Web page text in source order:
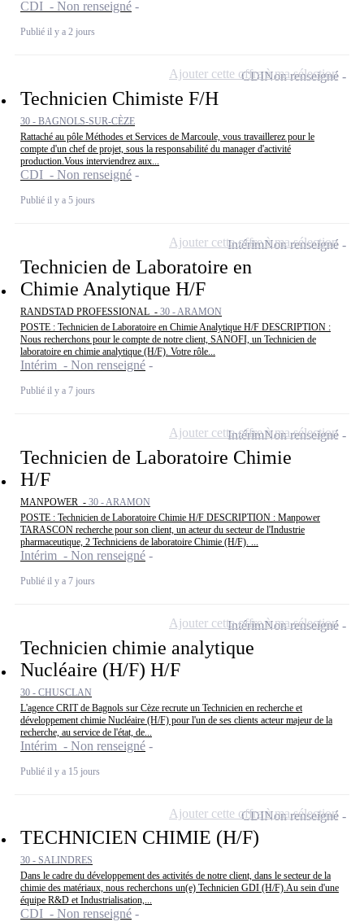
CDI - Non renseigné
Publié il y a 2 jours
Technicien Chimiste F/H
30 - BAGNOLS-SUR-CÈZE
Rattaché au pôle Méthodes et Services de Marcoule, vous travaillerez pour le
compte d'un chef de projet, sous la responsabilité du manager d'activité
production.Vous interviendrez aux...
CDI - Non renseigné
Publié il y a 5 jours
CDINon renseigné
Ajouter cette offre à ma sélection
Technicien de Laboratoire en
Chimie Analytique H/F
RANDSTAD PROFESSIONAL - 30 - ARAMON
POSTE : Technicien de Laboratoire en Chimie Analytique H/F DESCRIPTION :
Nous recherchons pour le compte de notre client, SANOFI, un Technicien de
laboratoire en chimie analytique (H/F). Votre rôle...
Intérim - Non renseigné
Publié il y a 7 jours
IntérimNon renseigné
Ajouter cette offre à ma sélection
Technicien de Laboratoire Chimie
H/F
MANPOWER - 30 - ARAMON
POSTE : Technicien de Laboratoire Chimie H/F DESCRIPTION : Manpower
TARASCON recherche pour son client, un acteur du secteur de l'Industrie
pharmaceutique, 2 Techniciens de laboratoire Chimie (H/F). ...
Intérim - Non renseigné
Publié il y a 7 jours
IntérimNon renseigné
Ajouter cette offre à ma sélection
Technicien chimie analytique
Nucléaire (H/F) H/F
30 - CHUSCLAN
L'agence CRIT de Bagnols sur Cèze recrute un Technicien en recherche et
développement chimie Nucléaire (H/F) pour l'un de ses clients acteur majeur de la
recherche, au service de l'état, de...
Intérim - Non renseigné
Publié il y a 15 jours
IntérimNon renseigné
Ajouter cette offre à ma sélection
TECHNICIEN CHIMIE (H/F)
30 - SALINDRES
Dans le cadre du développement des activités de notre client, dans le secteur de la
chimie des matériaux, nous recherchons un(e) Technicien GDI (H/F).Au sein d'une
équipe R&D et Industrialisation,...
CDI - Non renseigné
CDINon renseigné
Ajouter cette offre à ma sélection